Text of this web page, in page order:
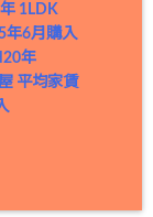
1LDK
6月購入
年
平均家賃